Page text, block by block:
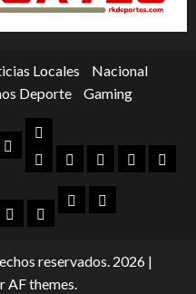
Locales
Nacional
Deporte Gaming
Noticias
Locales
Nacional
Box
Lucha
Futbol
Mexicano
Futbol
Femenil
MX
Toros
NBANFL
TodoGaming
reservados. 2026 |
AF themes.